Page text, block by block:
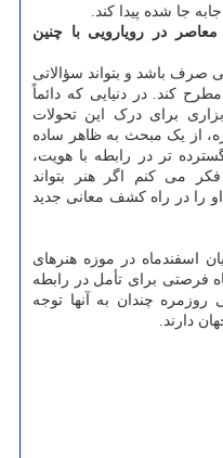
جا شده پیدا کند.
در رویارویی با چنین
صرف باشد و بتواند سؤالاتی
کند. در دنیایی که دائماً
برای درک این تحولات
از یک مبحث به ظاهر ساده
تر در رابطه با هویت،
می کنم اگر هنر بتواند
را در راه کشف معانی جدید
۱۱ مرز» تا پایان اسفندماه در موزه هنرهای
فرصتی برای تأمل در رابطه
چندان به آنها توجه
دارند.